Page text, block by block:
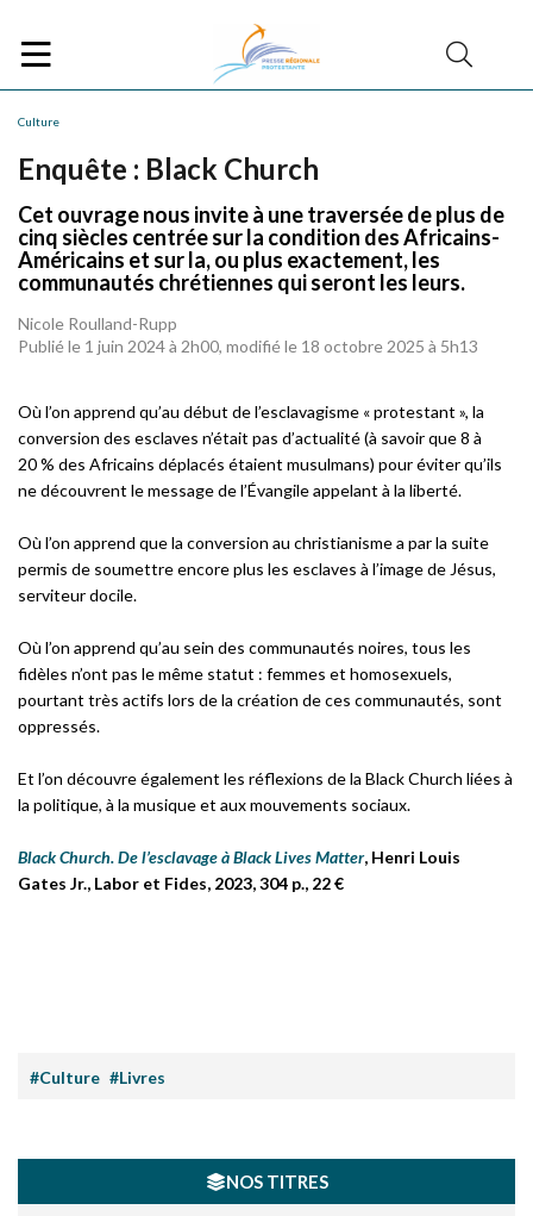
Culture
Enquête : Black Church
Cet ouvrage nous invite à une traversée de plus de
cinq siècles centrée sur la condition des Africains-
Américains et sur la, ou plus exactement, les
communautés chrétiennes qui seront les leurs.
Nicole Roulland-Rupp
Publié le 1 juin 2024 à 2h00, modifié le 18 octobre 2025 à 5h13
Où l’on apprend qu’au début de l’esclavagisme « protestant », la
conversion des esclaves n’était pas d’actualité (à savoir que 8 à
20 % des Africains déplacés étaient musulmans) pour éviter qu’ils
ne découvrent le message de l’Évangile appelant à la liberté.
Où l’on apprend que la conversion au christianisme a par la suite
permis de soumettre encore plus les esclaves à l’image de Jésus,
serviteur docile.
Où l’on apprend qu’au sein des communautés noires, tous les
fidèles n’ont pas le même statut : femmes et homosexuels,
pourtant très actifs lors de la création de ces communautés, sont
oppressés.
Et l’on découvre également les réflexions de la Black Church liées à
la politique, à la musique et aux mouvements sociaux.
Black Church. De l’esclavage à Black Lives Matter, Henri Louis
Gates Jr., Labor et Fides, 2023, 304 p., 22 €
#Culture #Livres
NOS TITRES